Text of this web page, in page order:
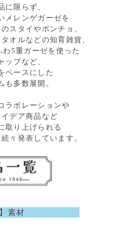
に限らず、
メレンゲガーゼを
スタイやポンチョ、
オルなどの知育雑貨、
5重ガーゼを使った
ップなど、
ベースにした
も多数展開。
ラボレーションや
デア商品など
取り上げられる
々発表しています。
】素材